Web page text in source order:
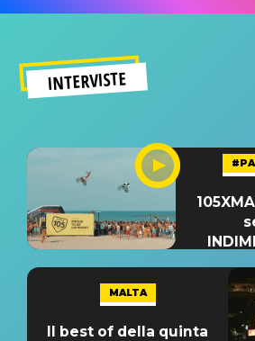
INTERVISTE
MALTA
Il best of della quinta